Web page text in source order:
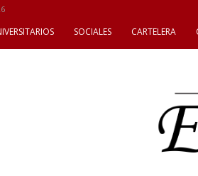
SOCIALES CARTELERA